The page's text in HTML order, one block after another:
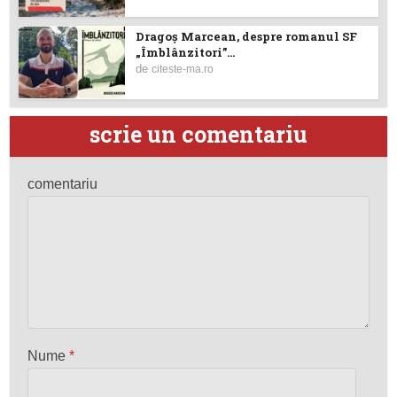
Dragoş Marcean, despre romanul SF
„Îmblânzitori”...
deciteste-ma.ro
scrie un comentariu
comentariu
Nume*